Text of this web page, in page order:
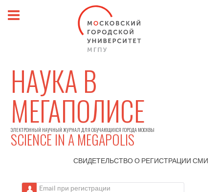
НАУКА В
МЕГАПОЛИСЕ
ЭЛЕКТРОННЫЙ НАУЧНЫЙ ЖУРНАЛ ДЛЯ ОБУЧАЮЩИХСЯ ГОРОДА МОСКВЫ
SCIENCE IN A MEGAPOLIS
СВИДЕТЕЛЬСТВО О РЕГИСТРАЦИИСМИ
Email при регистрации